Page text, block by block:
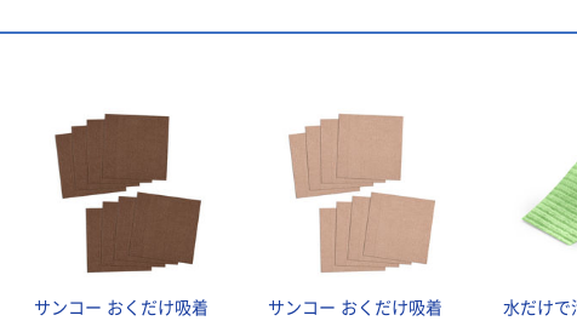
サンコー おくだけ吸着
サンコー おくだけ吸着
水だけで